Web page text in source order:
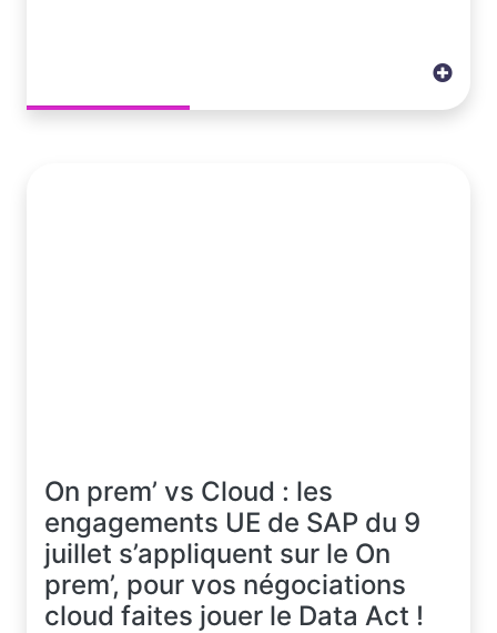
On prem’ vs Cloud : les
engagements UE de SAP du 9
juillet s’appliquent sur le On
prem’, pour vos négociations
cloud faites jouer le Data Act !